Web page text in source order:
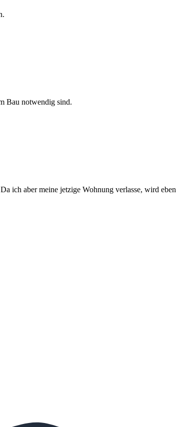
Bau notwendig sind.
ich aber meine jetzige Wohnung verlasse, wird eben